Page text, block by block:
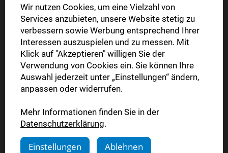
Mehr erfahren
Wir nutzen Cookies, um eine Vielzahl von
Services anzubieten, unsere Website stetig zu
verbessern sowie Werbung entsprechend Ihrer
Interessen auszuspielen und zu messen. Mit
Klick auf "Akzeptieren" willigen Sie der
Verwendung von Cookies ein. Sie können Ihre
Auswahl jederzeit unter „Einstellungen“ ändern,
anpassen oder widerrufen.
Mehr Informationen finden Sie in der
Datenschutzerklärung.
Einstellungen
Ablehnen